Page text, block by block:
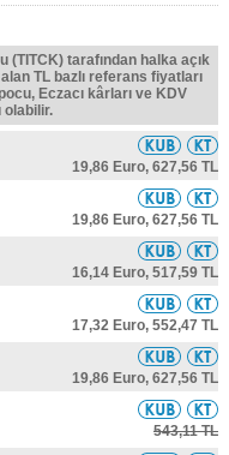
tarafından halka açık
TL bazlı referans fiyatları
Eczacı kârları ve KDV
olabilir.
19,86 Euro, 627,56 TL
19,86 Euro, 627,56 TL
16,14 Euro, 517,59 TL
17,32 Euro, 552,47 TL
19,86 Euro, 627,56 TL
543,11 TL